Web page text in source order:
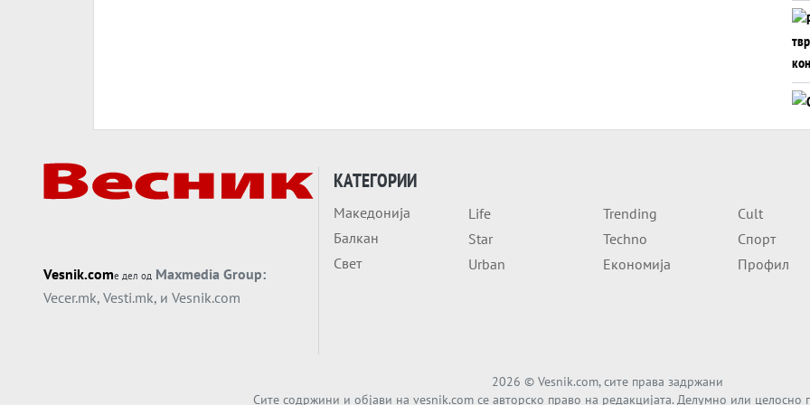
Vesnik.comе дел од Maxmedia Group:
Vecer.mk, Vesti.mk, и Vesnik.com
КАТЕГОРИИ
Македонија
Балкан
Свет
Life
Star
Urban
Trending
Techno
Економија
Cult
Спорт
Профил
2026 © Vesnik.com, сите права задржани
Сите содржини и објави на vesnik.com се авторско право на редакцијата. Делумно или целосно